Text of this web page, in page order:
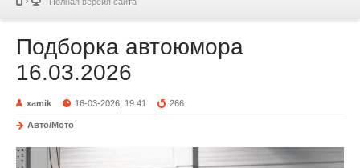
Подборка автоюмора
16.03.2026
xamik 16-03-2026, 19:41 266
Авто/Мото